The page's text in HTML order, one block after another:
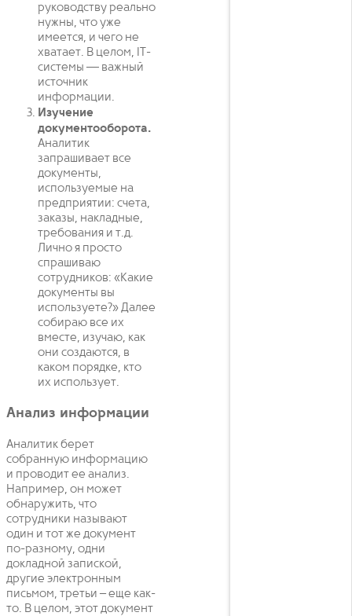
руководству реально
нужны, что уже
имеется, и чего не
хватает. В целом, IT-
системы — важный
источник
информации.
Изучение
документооборота.
Аналитик
запрашивает все
документы,
используемые на
предприятии: счета,
заказы, накладные,
требования и т.д.
Лично я просто
спрашиваю
сотрудников: «Какие
документы вы
используете?» Далее
собираю все их
вместе, изучаю, как
они создаются, в
каком порядке, кто
их использует.
Анализ информации
Аналитик берет
собранную информацию
и проводит ее анализ.
Например, он может
обнаружить, что
сотрудники называют
один и тот же документ
по-разному, одни
докладной запиской,
другие электронным
письмом, третьи – еще как-
то. В целом, этот документ